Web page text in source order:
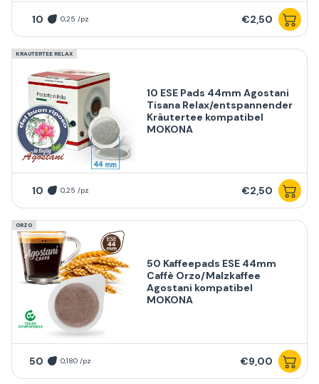
10 0,25 /pz €2,50
KRAUTERTEE RELAX
10 ESE Pads 44mm Agostani
Tisana Relax/entspannender
Kräutertee kompatibel
MOKONA
10 0,25 /pz €2,50
ORZO
50 Kaffeepads ESE 44mm
Caffè Orzo/Malzkaffee
Agostani kompatibel
MOKONA
50 0,180 /pz €9,00